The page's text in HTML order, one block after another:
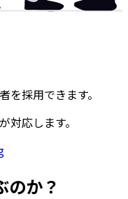
採用できます。
対応します。
か？